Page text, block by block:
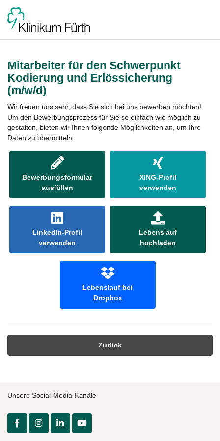
Mitarbeiter für den Schwerpunkt
Kodierung und Erlössicherung
(m/w/d)
Wir freuen uns sehr, dass Sie sich bei uns bewerben möchten!
Um den Bewerbungsprozess für Sie so einfach wie möglich zu
gestalten, bieten wir Ihnen folgende Möglichkeiten an, um Ihre
Daten zu übermitteln:
Bewerbungsformular
ausfüllen
XING-Profil
verwenden
LinkedIn-Profil
verwenden
Lebenslauf
hochladen
Lebenslauf bei
Dropbox
Zurück
Unsere Social-Media-Kanäle